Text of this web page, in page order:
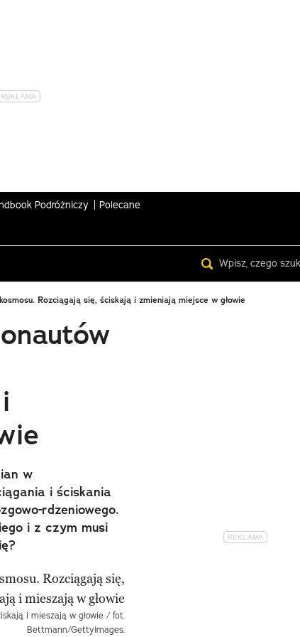
Podróżniczy Polecane
Rozciągają się, ściskają i zmieniają miejsce w głowie
w
i ściskania
rdzeniowego.
i z czym musi
i mieszają w głowie / fot.
Bettmann/GettyImages.